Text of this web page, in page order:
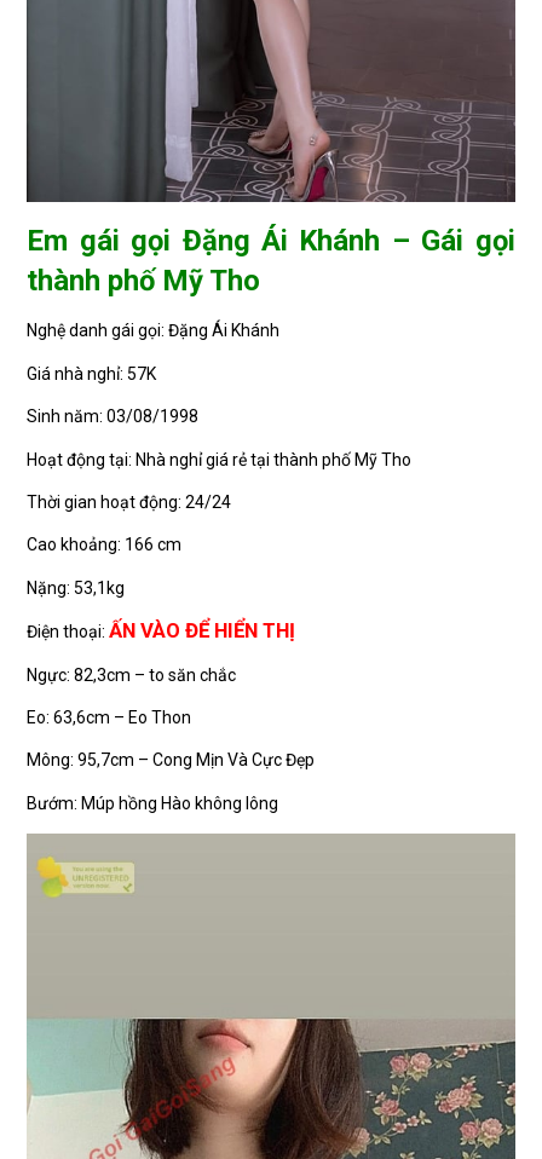
Em gái gọi Đặng Ái Khánh – Gái gọi
thành phố Mỹ Tho
Nghệ danh gái gọi: Đặng Ái Khánh
Giá nhà nghỉ: 57K
Sinh năm: 03/08/1998
Hoạt động tại: Nhà nghỉ giá rẻ tại thành phố Mỹ Tho
Thời gian hoạt động: 24/24
Cao khoảng: 166 cm
Nặng: 53,1kg
Điện thoại:ẤN VÀO ĐỂ HIỂN THỊ
Ngực: 82,3cm – to săn chắc
Eo: 63,6cm – Eo Thon
Mông: 95,7cm – Cong Mịn Và Cực Đẹp
Bướm: Múp hồng Hào không lông